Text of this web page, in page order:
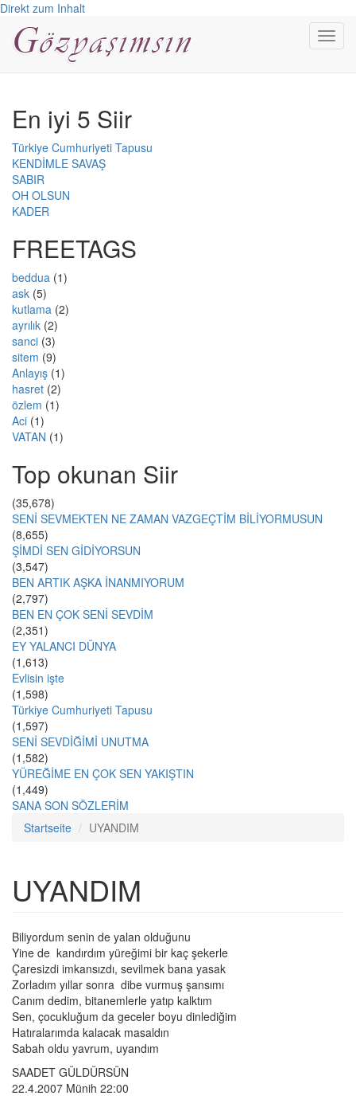
Direkt zum Inhalt
En iyi 5 Siir
Türkiye Cumhuriyeti Tapusu
KENDİMLE SAVAŞ
SABIR
OH OLSUN
KADER
FREETAGS
beddua (1)
ask (5)
kutlama (2)
ayrılık (2)
sanci (3)
sitem (9)
Anlayış (1)
hasret (2)
özlem (1)
Aci (1)
VATAN (1)
Top okunan Siir
(35,678)
SENİ SEVMEKTEN NE ZAMAN VAZGEÇTİM BİLİYORMUSUN
(8,655)
ŞİMDİ SEN GİDİYORSUN
(3,547)
BEN ARTIK AŞKA İNANMIYORUM
(2,797)
BEN EN ÇOK SENİ SEVDİM
(2,351)
EY YALANCI DÜNYA
(1,613)
Evlisin işte
(1,598)
Türkiye Cumhuriyeti Tapusu
(1,597)
SENİ SEVDİĞİMİ UNUTMA
(1,582)
YÜREĞİME EN ÇOK SEN YAKIŞTIN
(1,449)
SANA SON SÖZLERİM
Startseite
UYANDIM
UYANDIM
Biliyordum senin de yalan olduğunu
Yine de kandırdım yüreğimi bir kaç şekerle
Çaresizdi imkansızdı, sevilmek bana yasak
Zorladım yıllar sonra dibe vurmuş şansımı
Canım dedim, bitanemlerle yatıp kalktım
Sen, çocukluğum da geceler boyu dinlediğim
Hatıralarımda kalacak masaldın
Sabah oldu yavrum, uyandım
SAADET GÜLDÜRSÜN
22.4.2007 Münih 22:00